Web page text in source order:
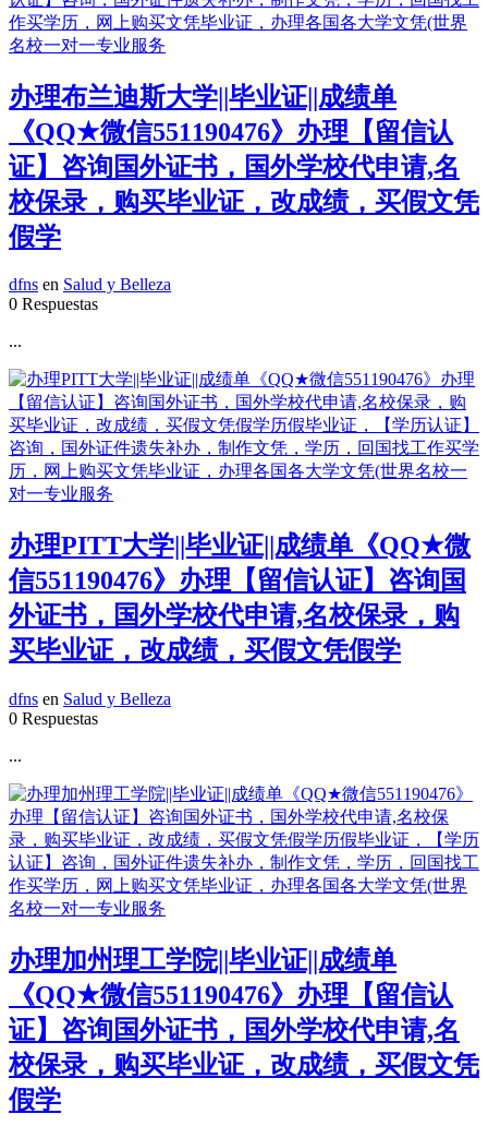
办理布兰迪斯大学||毕业证||成绩单
《QQ★微信551190476》办理【留信认
证】咨询国外证书，国外学校代申请,名
校保录，购买毕业证，改成绩，买假文凭
假学
dfns en Salud y Belleza
0 Respuestas
...
办理PITT大学||毕业证||成绩单《QQ★微
信551190476》办理【留信认证】咨询国
外证书，国外学校代申请,名校保录，购
买毕业证，改成绩，买假文凭假学
dfns en Salud y Belleza
0 Respuestas
...
办理加州理工学院||毕业证||成绩单
《QQ★微信551190476》办理【留信认
证】咨询国外证书，国外学校代申请,名
校保录，购买毕业证，改成绩，买假文凭
假学